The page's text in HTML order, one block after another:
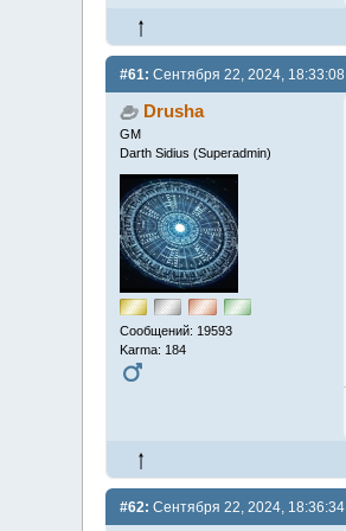
#61: Сентября 22, 2024, 18:33:08
Drusha
GM
Darth Sidius (Superadmin)
Сообщений: 19593
Karma: 184
#62: Сентября 22, 2024, 18:36:34